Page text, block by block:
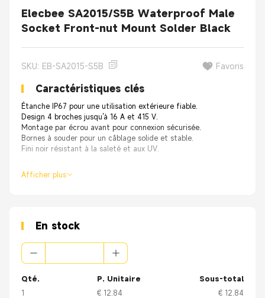
Elecbee SA2015/S5B Waterproof Male
Socket Front-nut Mount Solder Black
SKU: EB-SA2015-S5B Favoris
Caractéristiques clés
Étanche IP67 pour une utilisation extérieure fiable.
Design 4 broches jusqu'à 16 A et 415 V.
Montage par écrou avant pour connexion sécurisée.
Bornes à souder pour un câblage solide et stable.
Fini noir résistant à la saleté et aux UV.
Afficher plus
En stock
Qté.
1
P. Unitaire
€ 12.84
Sous-total
€ 12.84